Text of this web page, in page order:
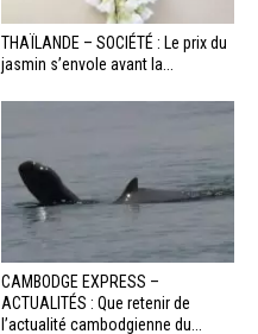
THAÏLANDE – SOCIÉTÉ : Le prix du
jasmin s’envole avant la...
CAMBODGE EXPRESS –
ACTUALITÉS : Que retenir de
l’actualité cambodgienne du...